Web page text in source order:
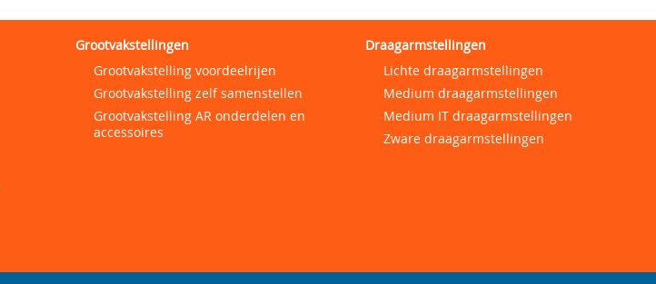
Grootvakstellingen
Grootvakstelling voordeelrijen
Grootvakstelling zelf samenstellen
Grootvakstelling AR onderdelen en
accessoires
Draagarmstellingen
Lichte draagarmstellingen
Medium draagarmstellingen
Medium IT draagarmstellingen
Zware draagarmstellingen